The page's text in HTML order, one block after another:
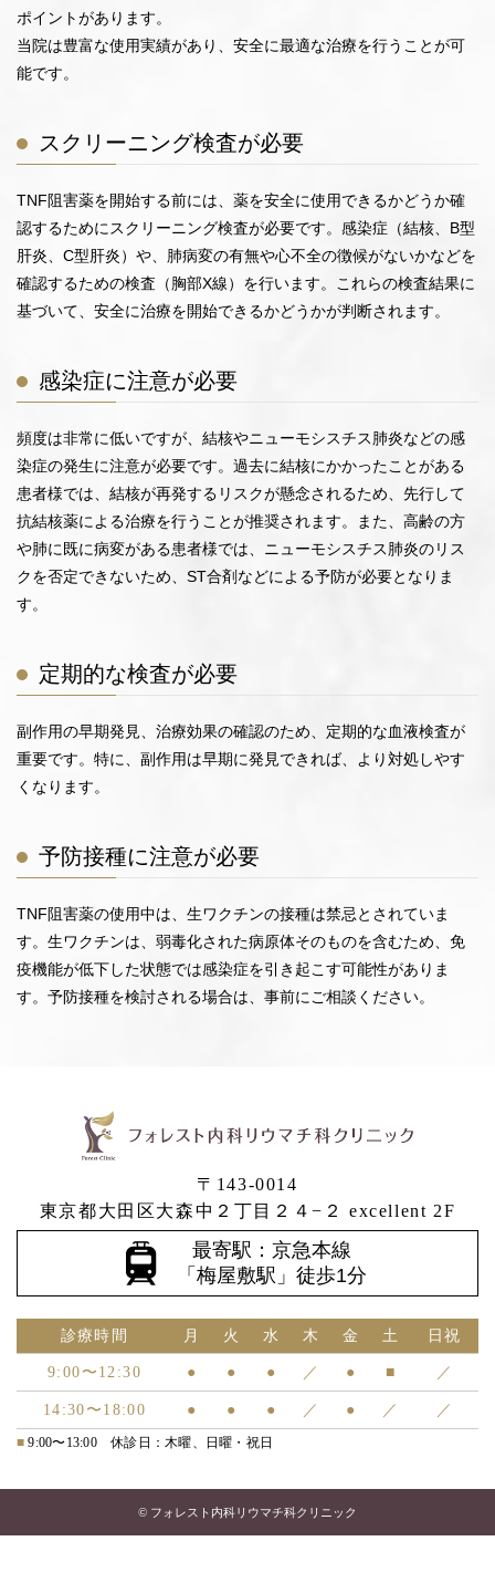
ポイントがあります。
当院は豊富な使用実績があり、安全に最適な治療を行うことが可
能です。
スクリーニング検査が必要
TNF阻害薬を開始する前には、薬を安全に使用できるかどうか確
認するためにスクリーニング検査が必要です。感染症（結核、B型
肝炎、C型肝炎）や、肺病変の有無や心不全の徴候がないかなどを
確認するための検査（胸部X線）を行います。これらの検査結果に
基づいて、安全に治療を開始できるかどうかが判断されます。
感染症に注意が必要
頻度は非常に低いですが、結核やニューモシスチス肺炎などの感
染症の発生に注意が必要です。過去に結核にかかったことがある
患者様では、結核が再発するリスクが懸念されるため、先行して
抗結核薬による治療を行うことが推奨されます。また、高齢の方
や肺に既に病変がある患者様では、ニューモシスチス肺炎のリス
クを否定できないため、ST合剤などによる予防が必要となりま
す。
定期的な検査が必要
副作用の早期発見、治療効果の確認のため、定期的な血液検査が
重要です。特に、副作用は早期に発見できれば、より対処しやす
くなります。
予防接種に注意が必要
TNF阻害薬の使用中は、生ワクチンの接種は禁忌とされていま
す。生ワクチンは、弱毒化された病原体そのものを含むため、免
疫機能が低下した状態では感染症を引き起こす可能性がありま
す。予防接種を検討される場合は、事前にご相談ください。
〒143-0014
東京都大田区大森中２丁目２４−２ excellent 2F
最寄駅：京急本線
「梅屋敷駅」徒歩1分
診療時間 月 火 水 木 金 土 日祝
9:00〜12:30 ● ● ● ／ ● ■ ／
14:30〜18:00 ● ● ● ／ ● ／ ／
■ 9:00〜13:00 休診日：木曜、日曜・祝日
© フォレスト内科リウマチ科クリニック